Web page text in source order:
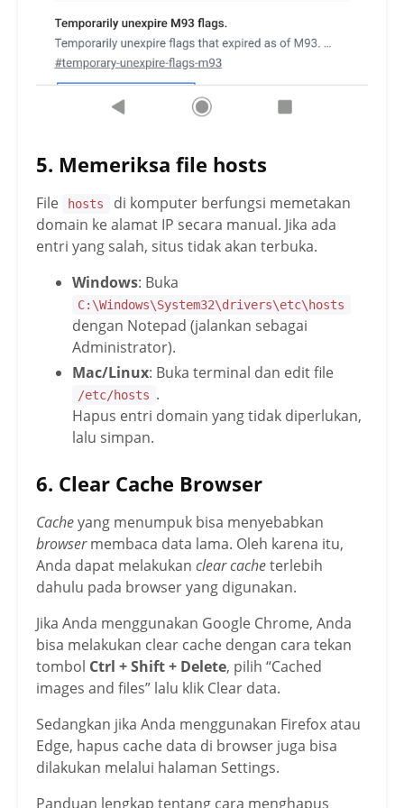
5. Memeriksa file hosts
File hosts
di komputer berfungsi memetakan
domain ke alamat IP secara manual. Jika ada
entri yang salah, situs tidak akan terbuka.
Windows: Buka
C:\Windows\System32\drivers\etc\hosts
dengan Notepad (jalankan sebagai
Administrator).
Mac/Linux: Buka terminal dan edit file
/etc/hosts .
Hapus entri domain yang tidak diperlukan,
lalu simpan.
6. Clear Cache Browser
Cacheyang menumpuk bisa menyebabkan
browsermembaca data lama. Oleh karena itu,
Anda dapat melakukan clear cacheterlebih
dahulu pada browser yang digunakan.
Jika Anda menggunakan Google Chrome, Anda
bisa melakukan clear cache dengan cara tekan
tombol Ctrl + Shift + Delete, pilih “Cached
images and files” lalu klik Clear data.
Sedangkan jika Anda menggunakan Firefox atau
Edge, hapus cache data di browser juga bisa
dilakukan melalui halaman Settings.
Panduan lengkap tentang cara menghapus